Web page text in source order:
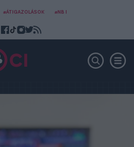
#ÁTIGAZOLÁSOK #NB I